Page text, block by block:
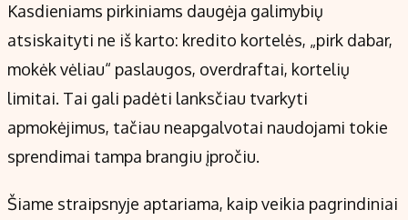
Regionų naujienos
Indėlių palūkanos
Kasdieniams pirkiniams daugėja galimybių
atsiskaityti ne iš karto: kredito kortelės, „pirk dabar,
mokėk vėliau“ paslaugos, overdraftai, kortelių
limitai. Tai gali padėti lanksčiau tvarkyti
apmokėjimus, tačiau neapgalvotai naudojami tokie
sprendimai tampa brangiu įpročiu.
Šiame straipsnyje aptariama, kaip veikia pagrindiniai